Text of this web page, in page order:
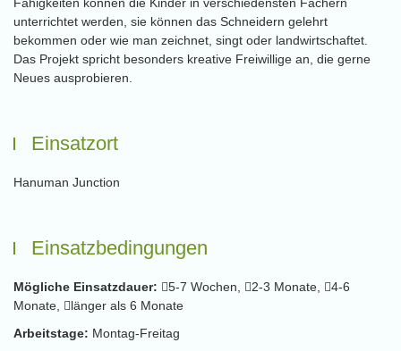
unterrichtet werden, sie können das Schneidern gelehrt
bekommen oder wie man zeichnet, singt oder landwirtschaftet.
Das Projekt spricht besonders kreative Freiwillige an, die gerne
Neues ausprobieren.
Einsatzort
Hanuman Junction
Einsatzbedingungen
Mögliche Einsatzdauer: 5-7 Wochen, 2-3 Monate,
4-6
Monate,
länger als 6 Monate
Arbeitstage: Montag-Freitag